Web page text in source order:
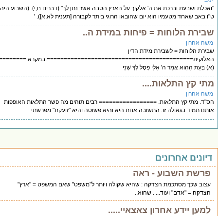
ושבעת וברכת את ה' אלקיך על הארץ הטבה אשר נתן לך" (דברים ח,י). (השבוע היה
באב שאחד מטעמיו הוא יום שהובאו הרוגי ביתר לקבורה [תענית לא,א]). '
הלוחות = פיחות במידת ה..
אהרון
הלוחות = לשבירת מידת הדין
הַהִוא אָמַר ה' אֵלַי פְּסָל לְךָ שְׁנֵי
קץ התלאות....
אהרון
מתי קץ התלאות. ================= רבים תוהים מה פשר התלאות האופפות
תמיד בגאולה זו. התשובה אחת היא והיא פשוטה והיא "זועקת" מפרשתי
אחרונים
השבוע - ראה
שכך מסתכמת הצדקה : שהיא שקולה ויותר ל"משפט" שאם המשפט = "ארץ"
= "אדם" ועוד... . שהוא..
יידע אחרון צאצאיי.....